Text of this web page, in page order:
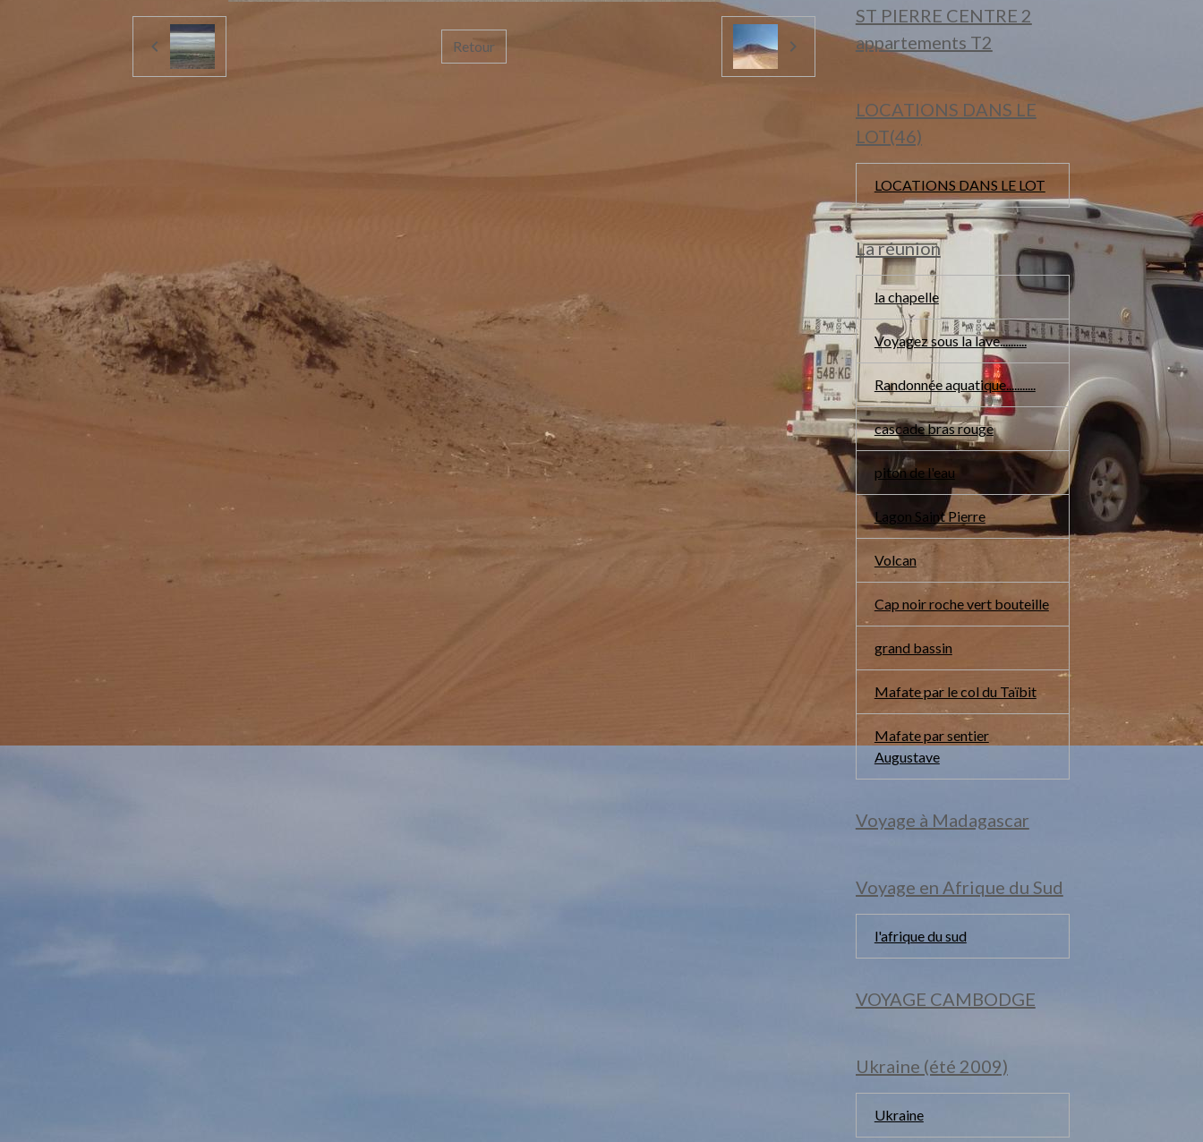
Retour
ST PIERRE CENTRE 2
appartements T2
LOCATIONS DANS LE
LOT(46)
LOCATIONS DANS LE LOT
La réunion
la chapelle
Voyagez sous la lave..........
Randonnée aquatique...........
cascade bras rouge
piton de l'eau
Lagon Saint Pierre
Volcan
Cap noir roche vert bouteille
grand bassin
Mafate par le col du Taïbit
Mafate par sentier
Augustave
Voyage à Madagascar
Voyage en Afrique du Sud
l'afrique du sud
VOYAGE CAMBODGE
Ukraine (été 2009)
Ukraine